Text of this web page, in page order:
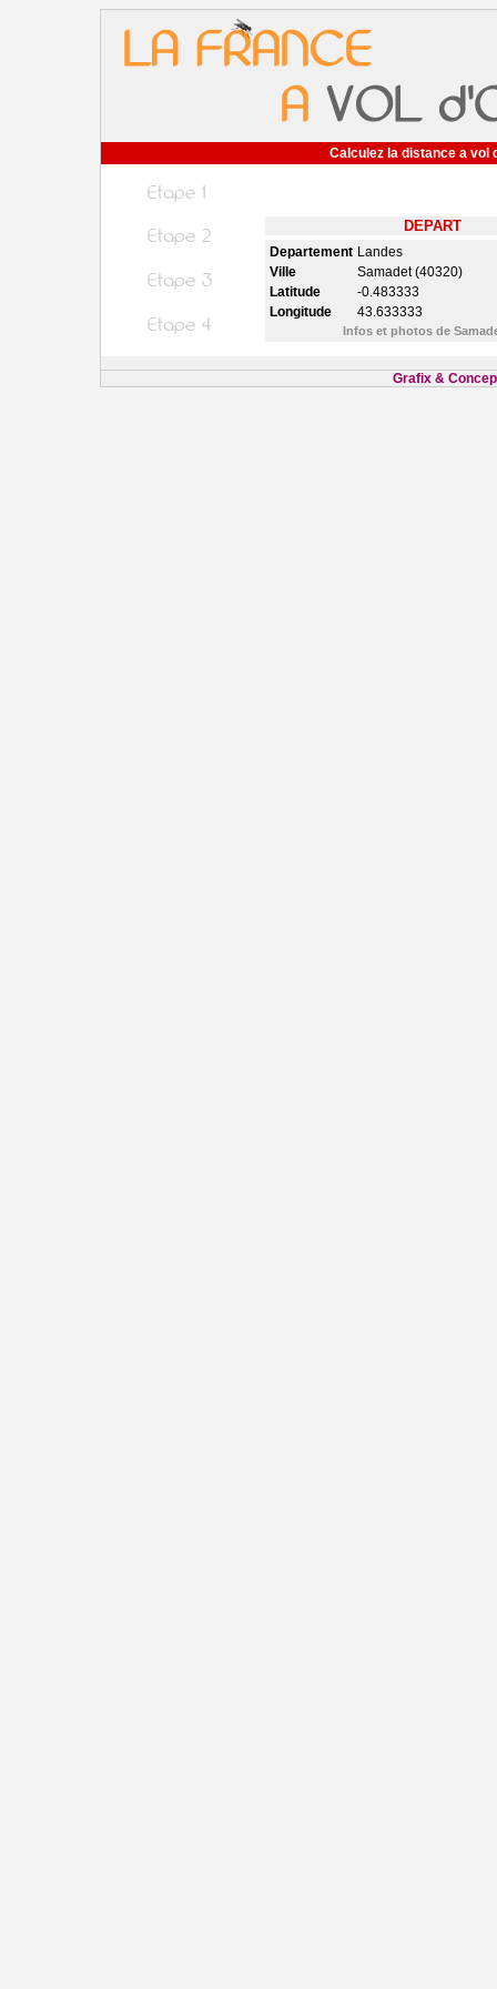
Calculez la distance a vol
DEPART
Departement Landes
Ville
Samadet (40320)
Latitude
-0.483333
Longitude
43.633333
Infos et photos de
Grafix &